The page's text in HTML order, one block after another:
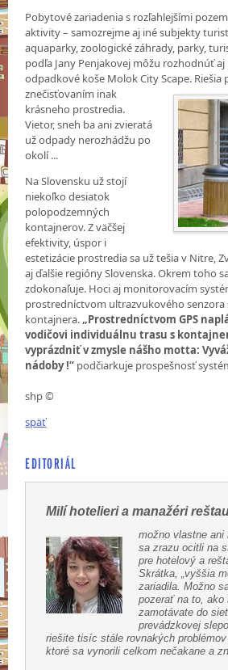
Pobytové zariadenia s rozľahlejšími
aktivity – samozrejme aj iné subjekty
aquaparky, zoologické záhrady, parky,
podľa Jany Penjakovej môžu rozhodnúť
odpadkové koše Molok City Scape. Riešia
znečisťovaním inak
krásneho prostredia.
Vietor, sneh ba ani zvieratá
už odpady nerozhádžu po
okolí ...
Na Slovensku už stojí
niekoľko desiatok
polopodzemných
kontajnerov. Z väčšej
efektivity, úspor i
estetizácie prostredia sa už tešia v Nitre,
aj ďalšie regióny Slovenska. Okrem toho
zdokonaľuje. Hoci aj monitorovacím
prostredníctvom ultrazvukového
kontajnera.„Prostredníctvom GPS
vodičovi individuálnu trasu s
vyprázdniť v zmysle nášho motta:
nádoby !“ podčiarkuje prospešnosť
shp ©
späť
EDITORIÁL
Milí hotelieri a manažéri
možno vlastne
sa zrazu ocitli na
pre hotelový a
Skrátka, „vyššia
zariadila. Možno
pozerať na to, ako
zamotávate do
prevádzkovej
riešite tisíc stále rovnakých
ktoré sa vynorili celkom nečakane a